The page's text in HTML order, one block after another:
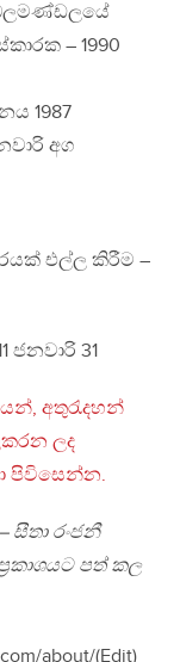
බලමණ්ඩලයේ
– 1990
1987
අග
එල්ල කිරීම –
ජනවාරි 31
අතුරැදහන්
ලද
පිවිසෙන්න.
රංජනී
පත් කල
about/(Edit)